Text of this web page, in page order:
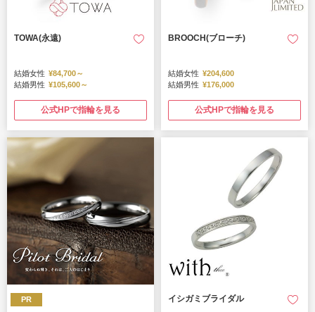
TOWA(永遠)
結婚女性 ¥84,700～
結婚男性 ¥105,600～
公式HPで指輪を見る
BROOCH(ブローチ)
結婚女性 ¥204,600
結婚男性 ¥176,000
公式HPで指輪を見る
PR イシガミブライダル